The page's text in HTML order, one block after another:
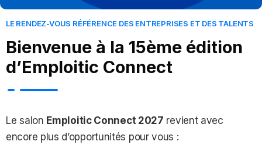
LE RENDEZ-VOUS RÉFÉRENCE DES ENTREPRISES ET DES TALENTS
Bienvenue à la 15ème édition
d’Emploitic Connect
Le salon Emploitic Connect 2027 revient avec
encore plus d’opportunités pour vous :